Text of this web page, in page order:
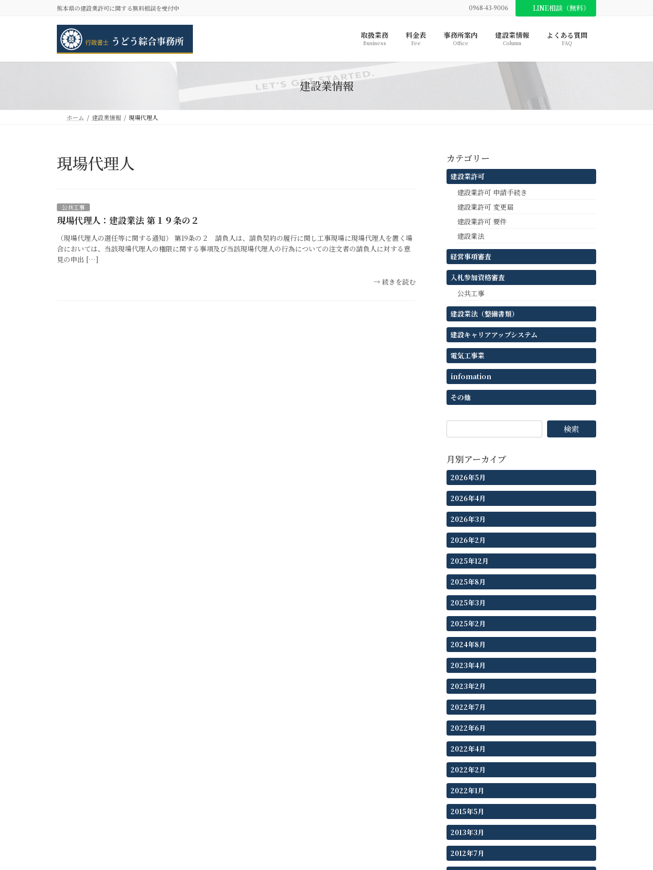
へ
ョ
熊本県の建設業許可に関する無料相談を受付中 0968-43-9006 LINE相談（無料）
取扱業務
Business
料金表
Fee
事務所案内
Office
建設業情報
Column
よくある質問
FAQ
建設業情報
ホーム 建設業情報 現場代理人
現場代理人
公共工事
現場代理人：建設業法 第１９条の２
（現場代理人の選任等に関する通知） 第19条の２ 請負人は、請負契約の履行に関し工事現場に現場代理人を置く場
合においては、当該現場代理人の権限に関する事項及び当該現場代理人の行為についての注文者の請負人に対する意
見の申出 […]
続きを読む
カテゴリー
建設業許可
建設業許可 申請手続き
建設業許可 変更届
建設業許可 要件
建設業法
経営事項審査
入札参加資格審査
公共工事
建設業法（整備書類）
建設キャリアアップシステム
電気工事業
infomation
その他
検索
月別アーカイブ
2026年5月
2026年4月
2026年3月
2026年2月
2025年12月
2025年8月
2025年3月
2025年2月
2024年8月
2023年4月
2023年2月
2022年7月
2022年6月
2022年4月
2022年2月
2022年1月
2015年5月
2013年3月
2012年7月